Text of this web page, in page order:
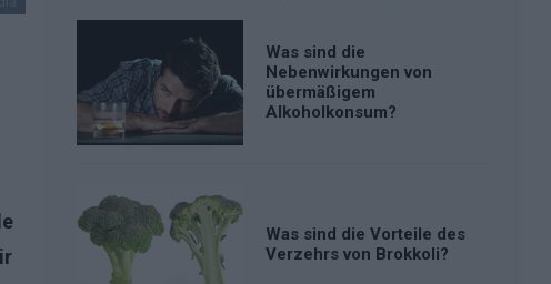
Was sind die
Nebenwirkungen von
übermäßigem
Alkoholkonsum?
Was sind die Vorteile des
Verzehrs von Brokkoli?